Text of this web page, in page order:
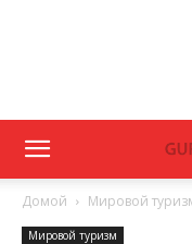
Домой Мировой
Мировой туризм